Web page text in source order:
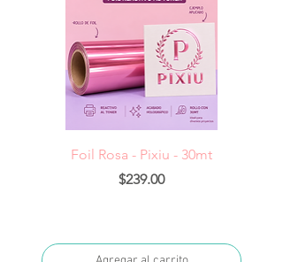
Foil Rosa - Pixiu - 30mt
Precio
$239.00